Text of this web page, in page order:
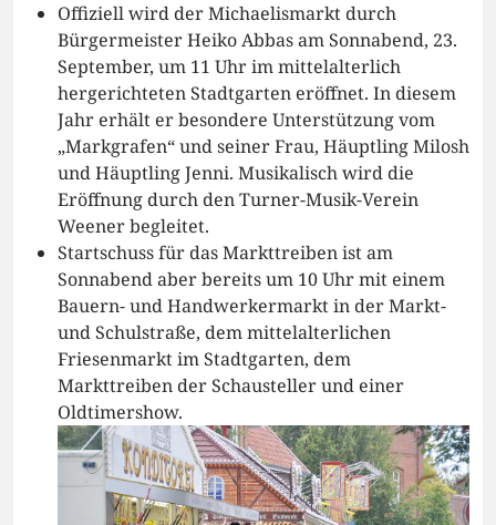
Offiziell wird der Michaelismarkt durch
Bürgermeister Heiko Abbas am Sonnabend, 23.
September, um 11 Uhr im mittelalterlich
hergerichteten Stadtgarten eröffnet. In diesem
Jahr erhält er besondere Unterstützung vom
„Markgrafen“ und seiner Frau, Häuptling Milosh
und Häuptling Jenni. Musikalisch wird die
Eröffnung durch den Turner-Musik-Verein
Weener begleitet.
Startschuss für das Markttreiben ist am
Sonnabend aber bereits um 10 Uhr mit einem
Bauern- und Handwerkermarkt in der Markt-
und Schulstraße, dem mittelalterlichen
Friesenmarkt im Stadtgarten, dem
Markttreiben der Schausteller und einer
Oldtimershow.